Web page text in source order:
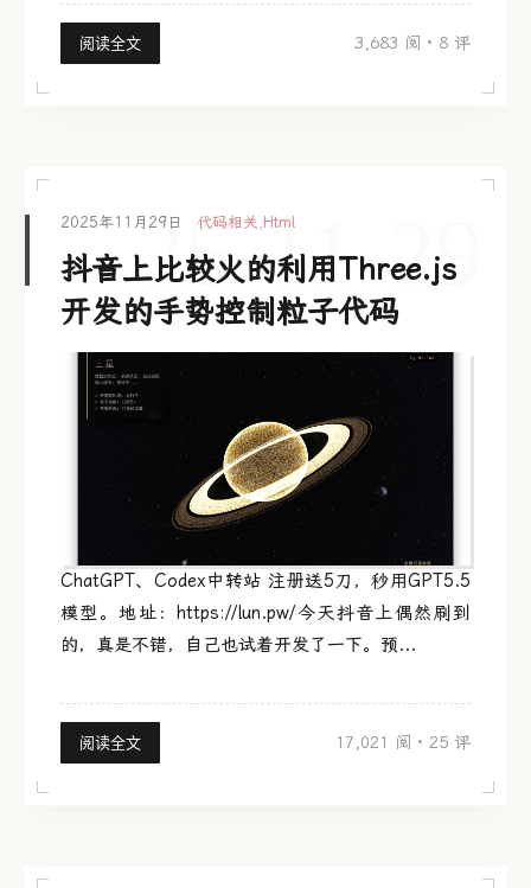
阅读全文 3,683 阅 · 8 评
25-11-29
2025年11月29日 代码相关 ,Html
抖音上比较火的利用Three.js
开发的手势控制粒子代码
ChatGPT、Codex中转站 注册送5刀，秒用GPT5.5
模型。地址：https://lun.pw/今天抖音上偶然刷到
的，真是不错，自己也试着开发了一下。预...
阅读全文 17,021 阅 · 25 评